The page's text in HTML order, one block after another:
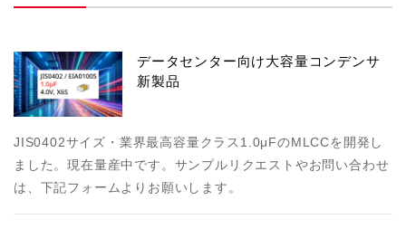
データセンター向け大容量コンデンサ
新製品
JIS0402サイズ・業界最高容量クラス1.0μFのMLCCを開発し
ました。現在量産中です。サンプルリクエストやお問い合わせ
は、下記フォームよりお願いします。